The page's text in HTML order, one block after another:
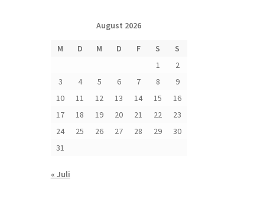
August 2026
M D M D F S
S
1
2
3
4 5 6 7 8
9
10
11 12 13 14 15
16
17
18 19 20 21 22
23
24
25 26 27 28 29
30
31
« Juli